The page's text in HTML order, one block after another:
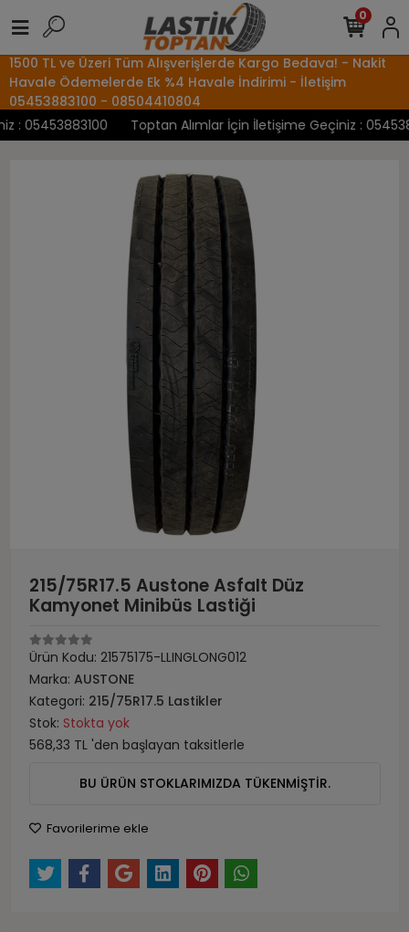
1500 TL ve Üzeri Tüm Alışverişlerde Kargo Bedava! - Nakit
Havale Ödemelerde Ek %4 Havale İndirimi - İletişim
05453883100 - 08504410804
05453883100
Toptan Alımlar İçin İletişime Geçiniz :
0
215/75R17.5 Austone Asfalt Düz
Kamyonet Minibüs Lastiği
Ürün Kodu: 21575175-LLINGLONG012
Marka: AUSTONE
Kategori: 215/75R17.5 Lastikler
Stok: Stokta yok
568,33 TL 'den başlayan taksitlerle
BU ÜRÜN STOKLARIMIZDA TÜKENMİŞTİR.
Favorilerime ekle